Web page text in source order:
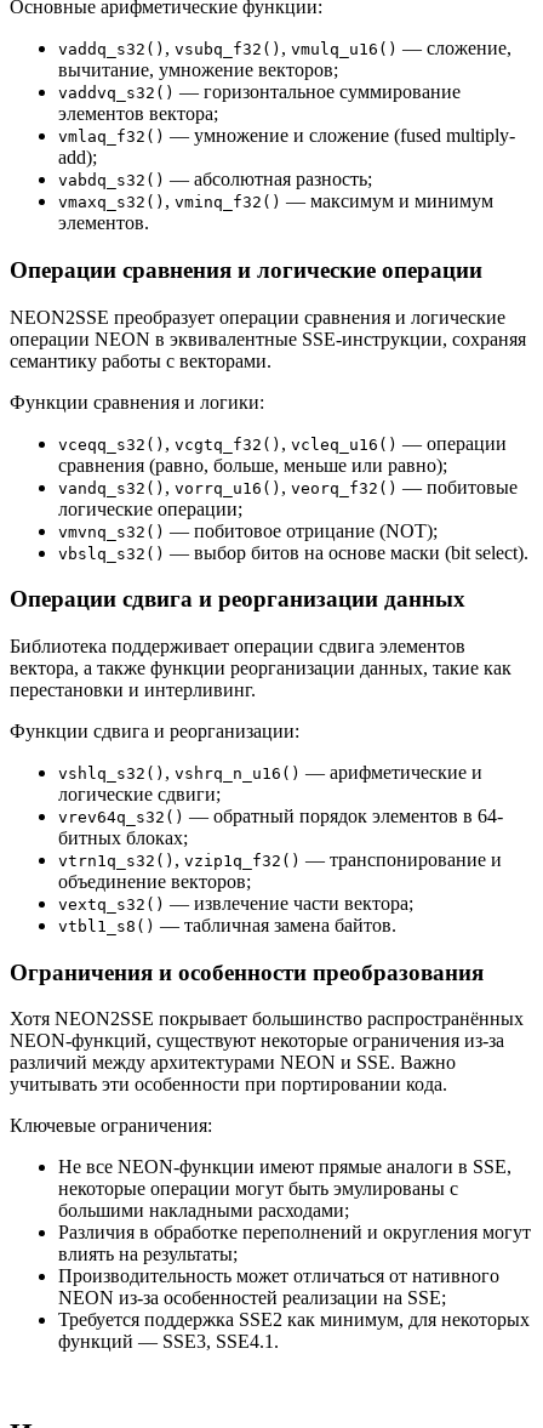
Основные арифметические функции:
vaddq_s32() , vsubq_f32() , vmulq_u16() — сложение,
вычитание, умножение векторов;
vaddvq_s32() — горизонтальное суммирование
элементов вектора;
vmlaq_f32() — умножение и сложение (fused multiply-
add);
vabdq_s32() — абсолютная разность;
vmaxq_s32() , vminq_f32() — максимум и минимум
элементов.
Операции сравнения и логические операции
NEON2SSE преобразует операции сравнения и логические
операции NEON в эквивалентные SSE-инструкции, сохраняя
семантику работы с векторами.
Функции сравнения и логики:
vceqq_s32() , vcgtq_f32() , vcleq_u16() — операции
сравнения (равно, больше, меньше или равно);
vandq_s32() , vorrq_u16() , veorq_f32() — побитовые
логические операции;
vmvnq_s32() — побитовое отрицание (NOT);
vbslq_s32() — выбор битов на основе маски (bit select).
Операции сдвига и реорганизации данных
Библиотека поддерживает операции сдвига элементов
вектора, а также функции реорганизации данных, такие как
перестановки и интерливинг.
Функции сдвига и реорганизации:
vshlq_s32() , vshrq_n_u16() — арифметические и
логические сдвиги;
vrev64q_s32() — обратный порядок элементов в 64-
битных блоках;
vtrn1q_s32() , vzip1q_f32() — транспонирование и
объединение векторов;
vextq_s32() — извлечение части вектора;
vtbl1_s8() — табличная замена байтов.
Ограничения и особенности преобразования
Хотя NEON2SSE покрывает большинство распространённых
NEON-функций, существуют некоторые ограничения из-за
различий между архитектурами NEON и SSE. Важно
учитывать эти особенности при портировании кода.
Ключевые ограничения:
Не все NEON-функции имеют прямые аналоги в SSE,
некоторые операции могут быть эмулированы с
большими накладными расходами;
Различия в обработке переполнений и округления могут
влиять на результаты;
Производительность может отличаться от нативного
NEON из-за особенностей реализации на SSE;
Требуется поддержка SSE2 как минимум, для некоторых
функций — SSE3, SSE4.1.